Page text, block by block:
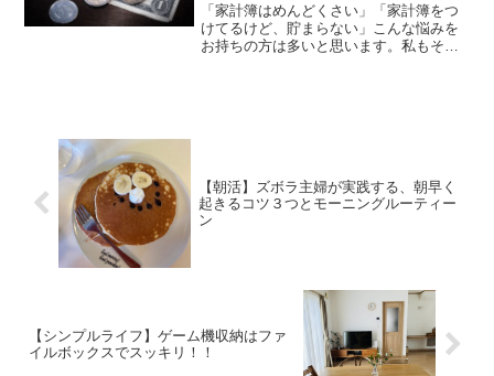
「家計簿はめんどくさい」「家計簿をつ
けてるけど、貯まらない」こんな悩みを
お持ちの方は多いと思います。私もそう
【朝活】ズボラ主婦が実践する、朝早く
起きるコツ３つとモーニングルーティー
ン
【シンプルライフ】ゲーム機収納はファ
イルボックスでスッキリ！！